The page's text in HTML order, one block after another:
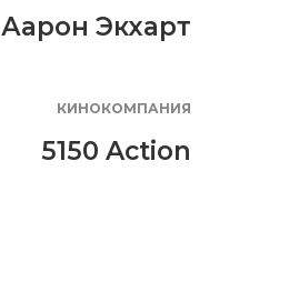
Аарон Экхарт
КИНОКОМПАНИЯ
5150 Action